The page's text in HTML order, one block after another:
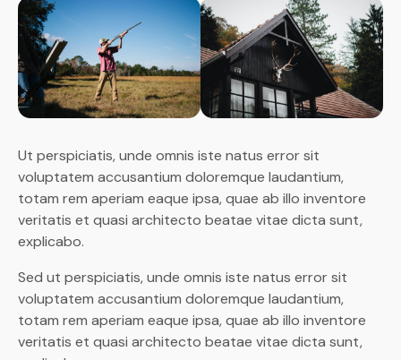
Ut perspiciatis, unde omnis iste natus error sit
voluptatem accusantium doloremque laudantium,
totam rem aperiam eaque ipsa, quae ab illo inventore
veritatis et quasi architecto beatae vitae dicta sunt,
explicabo.
Sed ut perspiciatis, unde omnis iste natus error sit
voluptatem accusantium doloremque laudantium,
totam rem aperiam eaque ipsa, quae ab illo inventore
veritatis et quasi architecto beatae vitae dicta sunt,